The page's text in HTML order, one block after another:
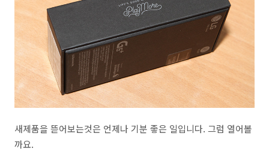
새제품을 뜯어보는것은 언제나 기분 좋은 일입니다. 그럼 열어볼
까요.